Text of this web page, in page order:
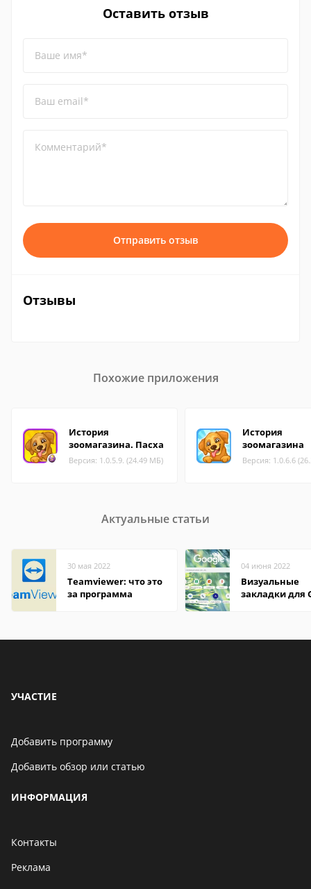
Оставить отзыв
Ваше имя*
Ваш email*
Комментарий*
Отправить отзыв
Отзывы
Похожие приложения
История
зоомагазина. Пасха
Версия: 1.0.5.9. (24.49 МБ)
История
зоомагазина
Версия: 1.0.6.6
Актуальные статьи
30 мая 2022
Teamviewer: что это
за программа
04 июня 2022
Визуальные
закладки для
УЧАСТИЕ
Добавить программу
Добавить обзор или статью
ИНФОРМАЦИЯ
Контакты
Реклама